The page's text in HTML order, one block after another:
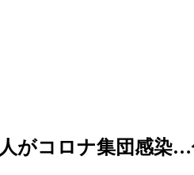
がコロナ集団感染